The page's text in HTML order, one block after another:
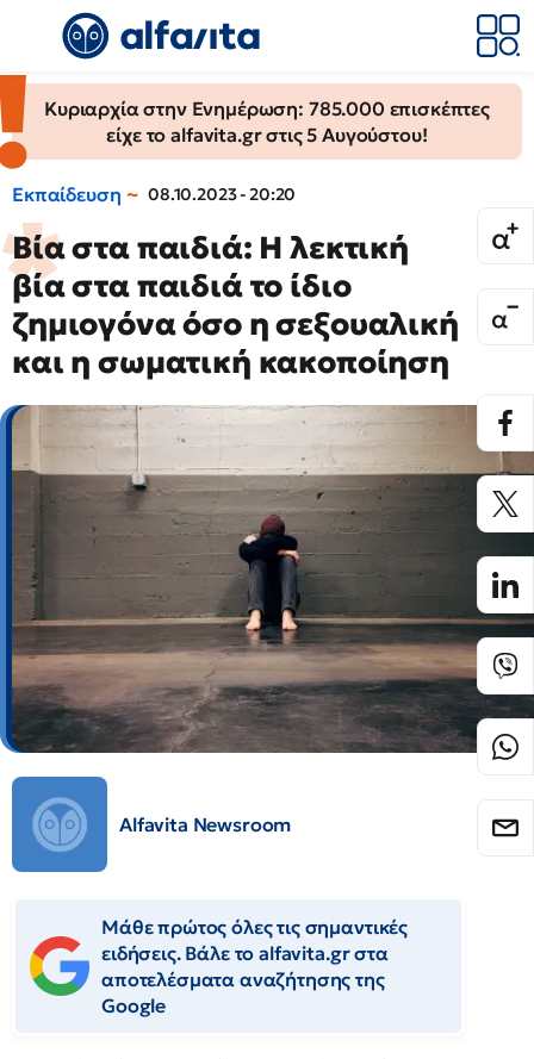
Κυριαρχία στην Ενημέρωση: 785.000 επισκέπτες
είχε το alfavita.gr στις 5 Αυγούστου!
Εκπαίδευση 08.10.2023 - 20:20
Βία στα παιδιά: Η λεκτική
βία στα παιδιά το ίδιο
ζημιογόνα όσο η σεξουαλική
και η σωματική κακοποίηση
Alfavita Newsroom
Μάθε πρώτος όλες τις σημαντικές
ειδήσεις. Βάλε το alfavita.gr στα
αποτελέσματα αναζήτησης της
Google